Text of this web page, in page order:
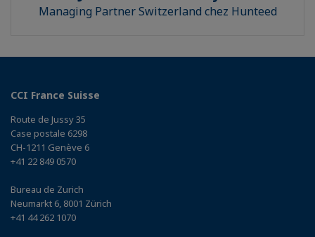
Managing Partner Switzerland chez Hunteed
CCI France Suisse
Route de Jussy 35
Case postale 6298
CH-1211 Genève 6
+41 22 849 0570
Bureau de Zurich
Neumarkt 6, 8001 Zürich
+41 44 262 1070